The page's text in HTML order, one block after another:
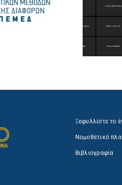
Ξεφυλλίστε το
Νομοθετικό
Βιβλιογραφία